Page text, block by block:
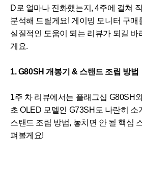
D로 얼마나 진화했는지, 4주에 걸쳐
분석해 드릴게요! 게이밍 모니터 구매
실질적인 도움이 되는 리뷰가 되길 바
게요.
1. G80SH 개봉기 & 스탠드 조립 방법
1주 차 리뷰에서는 플래그십 G80SH
초 OLED 모델인 G73SH도 나란히 소
스탠드 조립 방법, 놓치면 안 될 핵심
펴볼게요!